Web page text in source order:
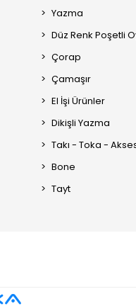
Yazma
Düz Renk Poşetli
Çorap
Çamaşır
El İşi Ürünler
Dikişli Yazma
Takı - Toka -
Bone
Tayt